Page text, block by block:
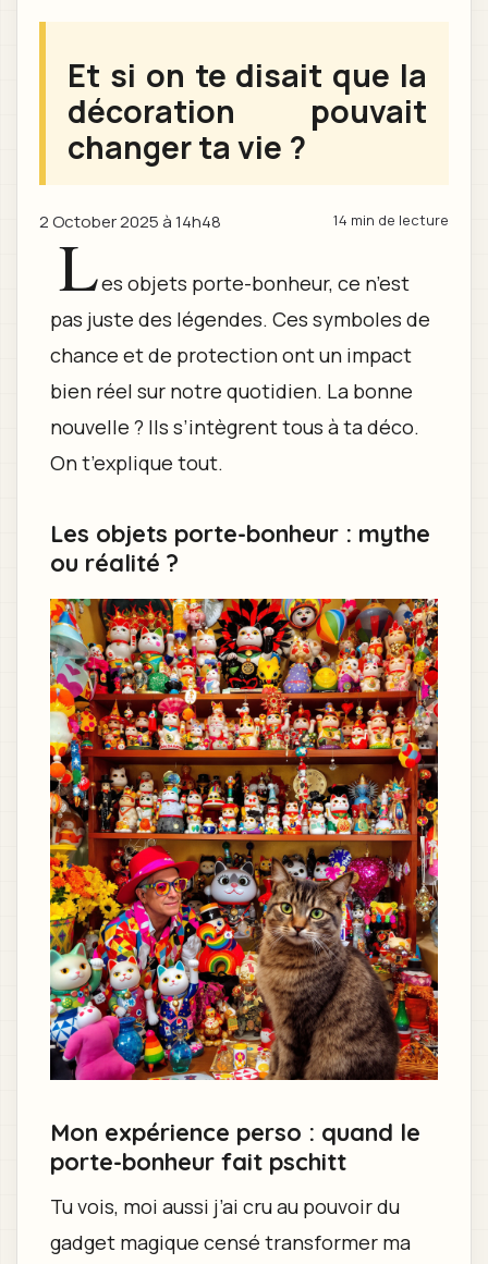
Et si on te disait que la
décoration pouvait
changer ta vie ?
2 October 2025 à 14h48 14 min de lecture
Les objets porte-bonheur, ce n’est
pas juste des légendes. Ces symboles de
chance et de protection ont un impact
bien réel sur notre quotidien. La bonne
nouvelle ? Ils s’intègrent tous à ta déco.
On t’explique tout.
Les objets porte-bonheur : mythe
ou réalité ?
Mon expérience perso : quand le
porte-bonheur fait pschitt
Tu vois, moi aussi j’ai cru au pouvoir du
gadget magique censé transformer ma